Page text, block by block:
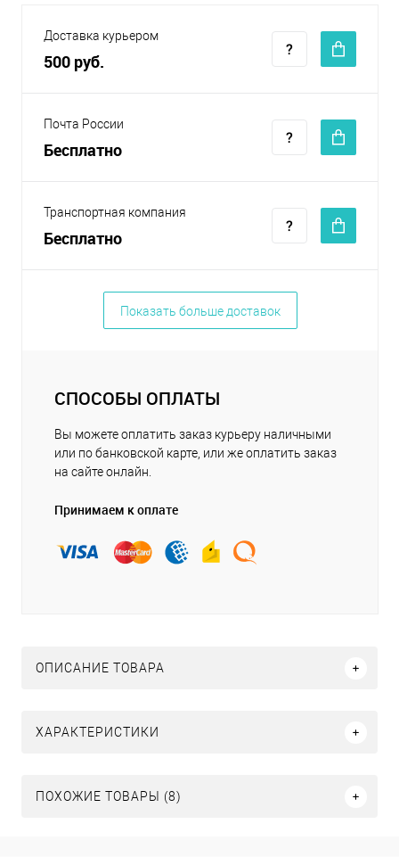
Доставка курьером
500 руб.
Почта России
Бесплатно
Транспортная компания
Бесплатно
Показать больше доставок
СПОСОБЫ ОПЛАТЫ
Вы можете оплатить заказ курьеру наличными
или по банковской карте, или же оплатить заказ
на сайте онлайн.
Принимаем к оплате
ОПИСАНИЕ ТОВАРА
ХАРАКТЕРИСТИКИ
ПОХОЖИЕ ТОВАРЫ (8)